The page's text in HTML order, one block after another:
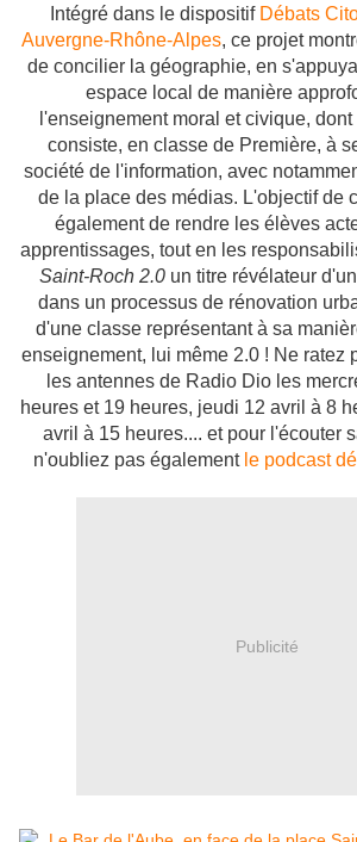
Intégré dans le dispositif Débats
Auvergne-Rhône-Alpes, ce projet
de concilier la géographie, en
espace local de manière
l'enseignement moral et civique,
consiste, en classe de Première, à
société de l'information, avec
de la place des médias. L'objectif de
également de rendre les élèves
apprentissages, tout en les
Saint-Roch 2.0 un titre révélateur
dans un processus de rénovation
d'une classe représentant à sa
enseignement, lui même 2.0 ! Ne ratez
les antennes de Radio Dio les
heures et 19 heures, jeudi 12 avril à 8
avril à 15 heures.... et pour l'écouter
n'oubliez pas également le podcast
Publicité